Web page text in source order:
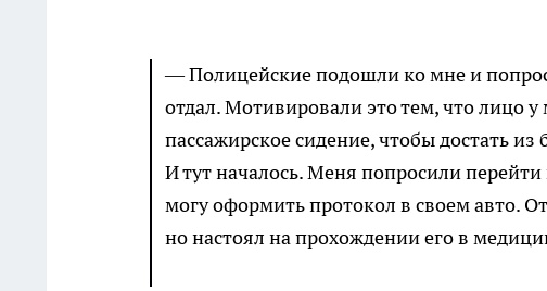
— Полицейские подошли ко мне и
отдал. Мотивировали это тем, что лицо
пассажирское сидение, чтобы достать
И тут началось. Меня попросили перейти
могу оформить протокол в своем авто.
но настоял на прохождении его в